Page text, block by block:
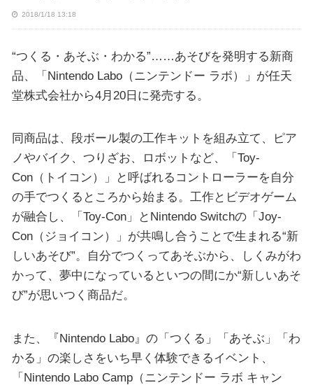
2018/1/18 13:18
“つくる・あそぶ・わかる”……あそびを発明する新商
品、「Nintendo Labo（ニンテンドー ラボ）」が任天
堂株式会社から4月20日に発売する。
同商品は、段ボール製の工作キットを組み立て、ピア
ノやバイク、つりざお、ロボットなど、「Toy-
Con（トイコン）」と呼ばれるコントローラーを自分
の手でつくるところから始まる。工作とビデオゲーム
が融合し、「Toy-Con」とNintendo Switchの「Joy-
Con（ジョイコン）」が共鳴し合うことで生まれる“新
しいあそび”。自分でつくってあそぶから、しくみがわ
かって、夢中になっているといつの間にか“新しいあそ
び”が思いつく商品だ。
また、『Nintendo Labo』の「つくる」「あそぶ」「わ
かる」の楽しさをいち早く体験できるイベント、
「Nintendo Labo Camp（ニンテンドー ラボ キャン